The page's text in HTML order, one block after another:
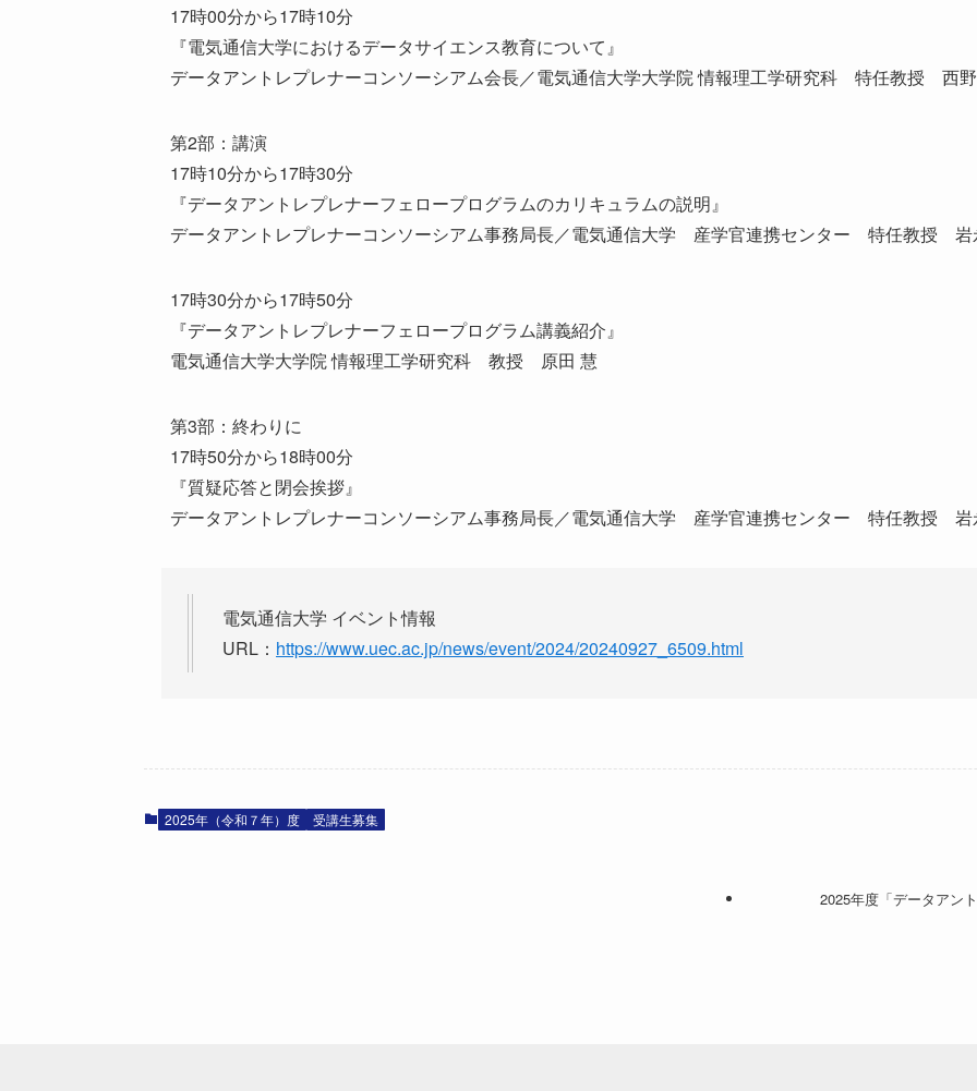
17時00分から17時10分
『電気通信大学におけるデータサイエンス教育について』
データアントレプレナーコンソーシアム会長／電気通信大学大学院 情報理工学研究科 特任教授 西
第2部：講演
17時10分から17時30分
『データアントレプレナーフェロープログラムのカリキュラムの説明』
データアントレプレナーコンソーシアム事務局長／電気通信大学 産学官連携センター 特任教授 岩
17時30分から17時50分
『データアントレプレナーフェロープログラム講義紹介』
電気通信大学大学院 情報理工学研究科 教授 原田 慧
第3部：終わりに
17時50分から18時00分
『質疑応答と閉会挨拶』
データアントレプレナーコンソーシアム事務局長／電気通信大学 産学官連携センター 特任教授 岩
電気通信大学 イベント情報
URL： https://www.uec.ac.jp/news/event/2024/20240927_6509.html
2025年（令和７年）度 受講生募集
2025年度「データアン